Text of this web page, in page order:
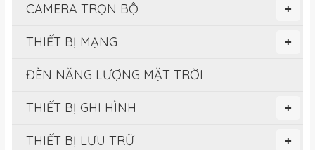
+
CAMERA TRỌN BỘ
+
THIẾT BỊ MẠNG
ĐÈN NĂNG LƯỢNG MẶT TRỜI
+
THIẾT BỊ GHI HÌNH
+
THIẾT BỊ LƯU TRỮ